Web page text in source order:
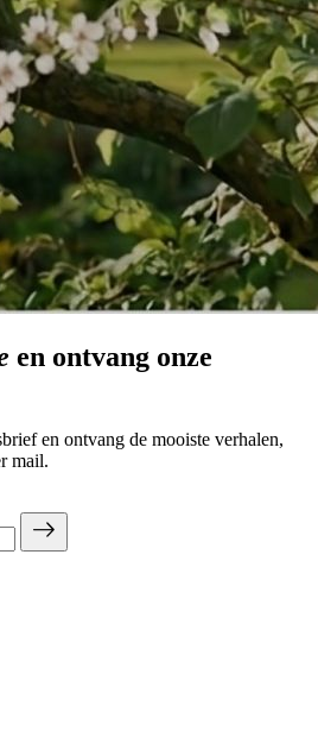
en ontvang onze
en ontvang de mooiste verhalen,
mail.
east